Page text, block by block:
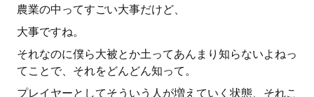
農業の中ってすごい大事だけど、
大事ですね。
それなのに僕ら大被とか土ってあんまり知らないよねっ
てことで、それをどんどん知って。
プレイヤーとしてそういう人が増えていく状態、それこ